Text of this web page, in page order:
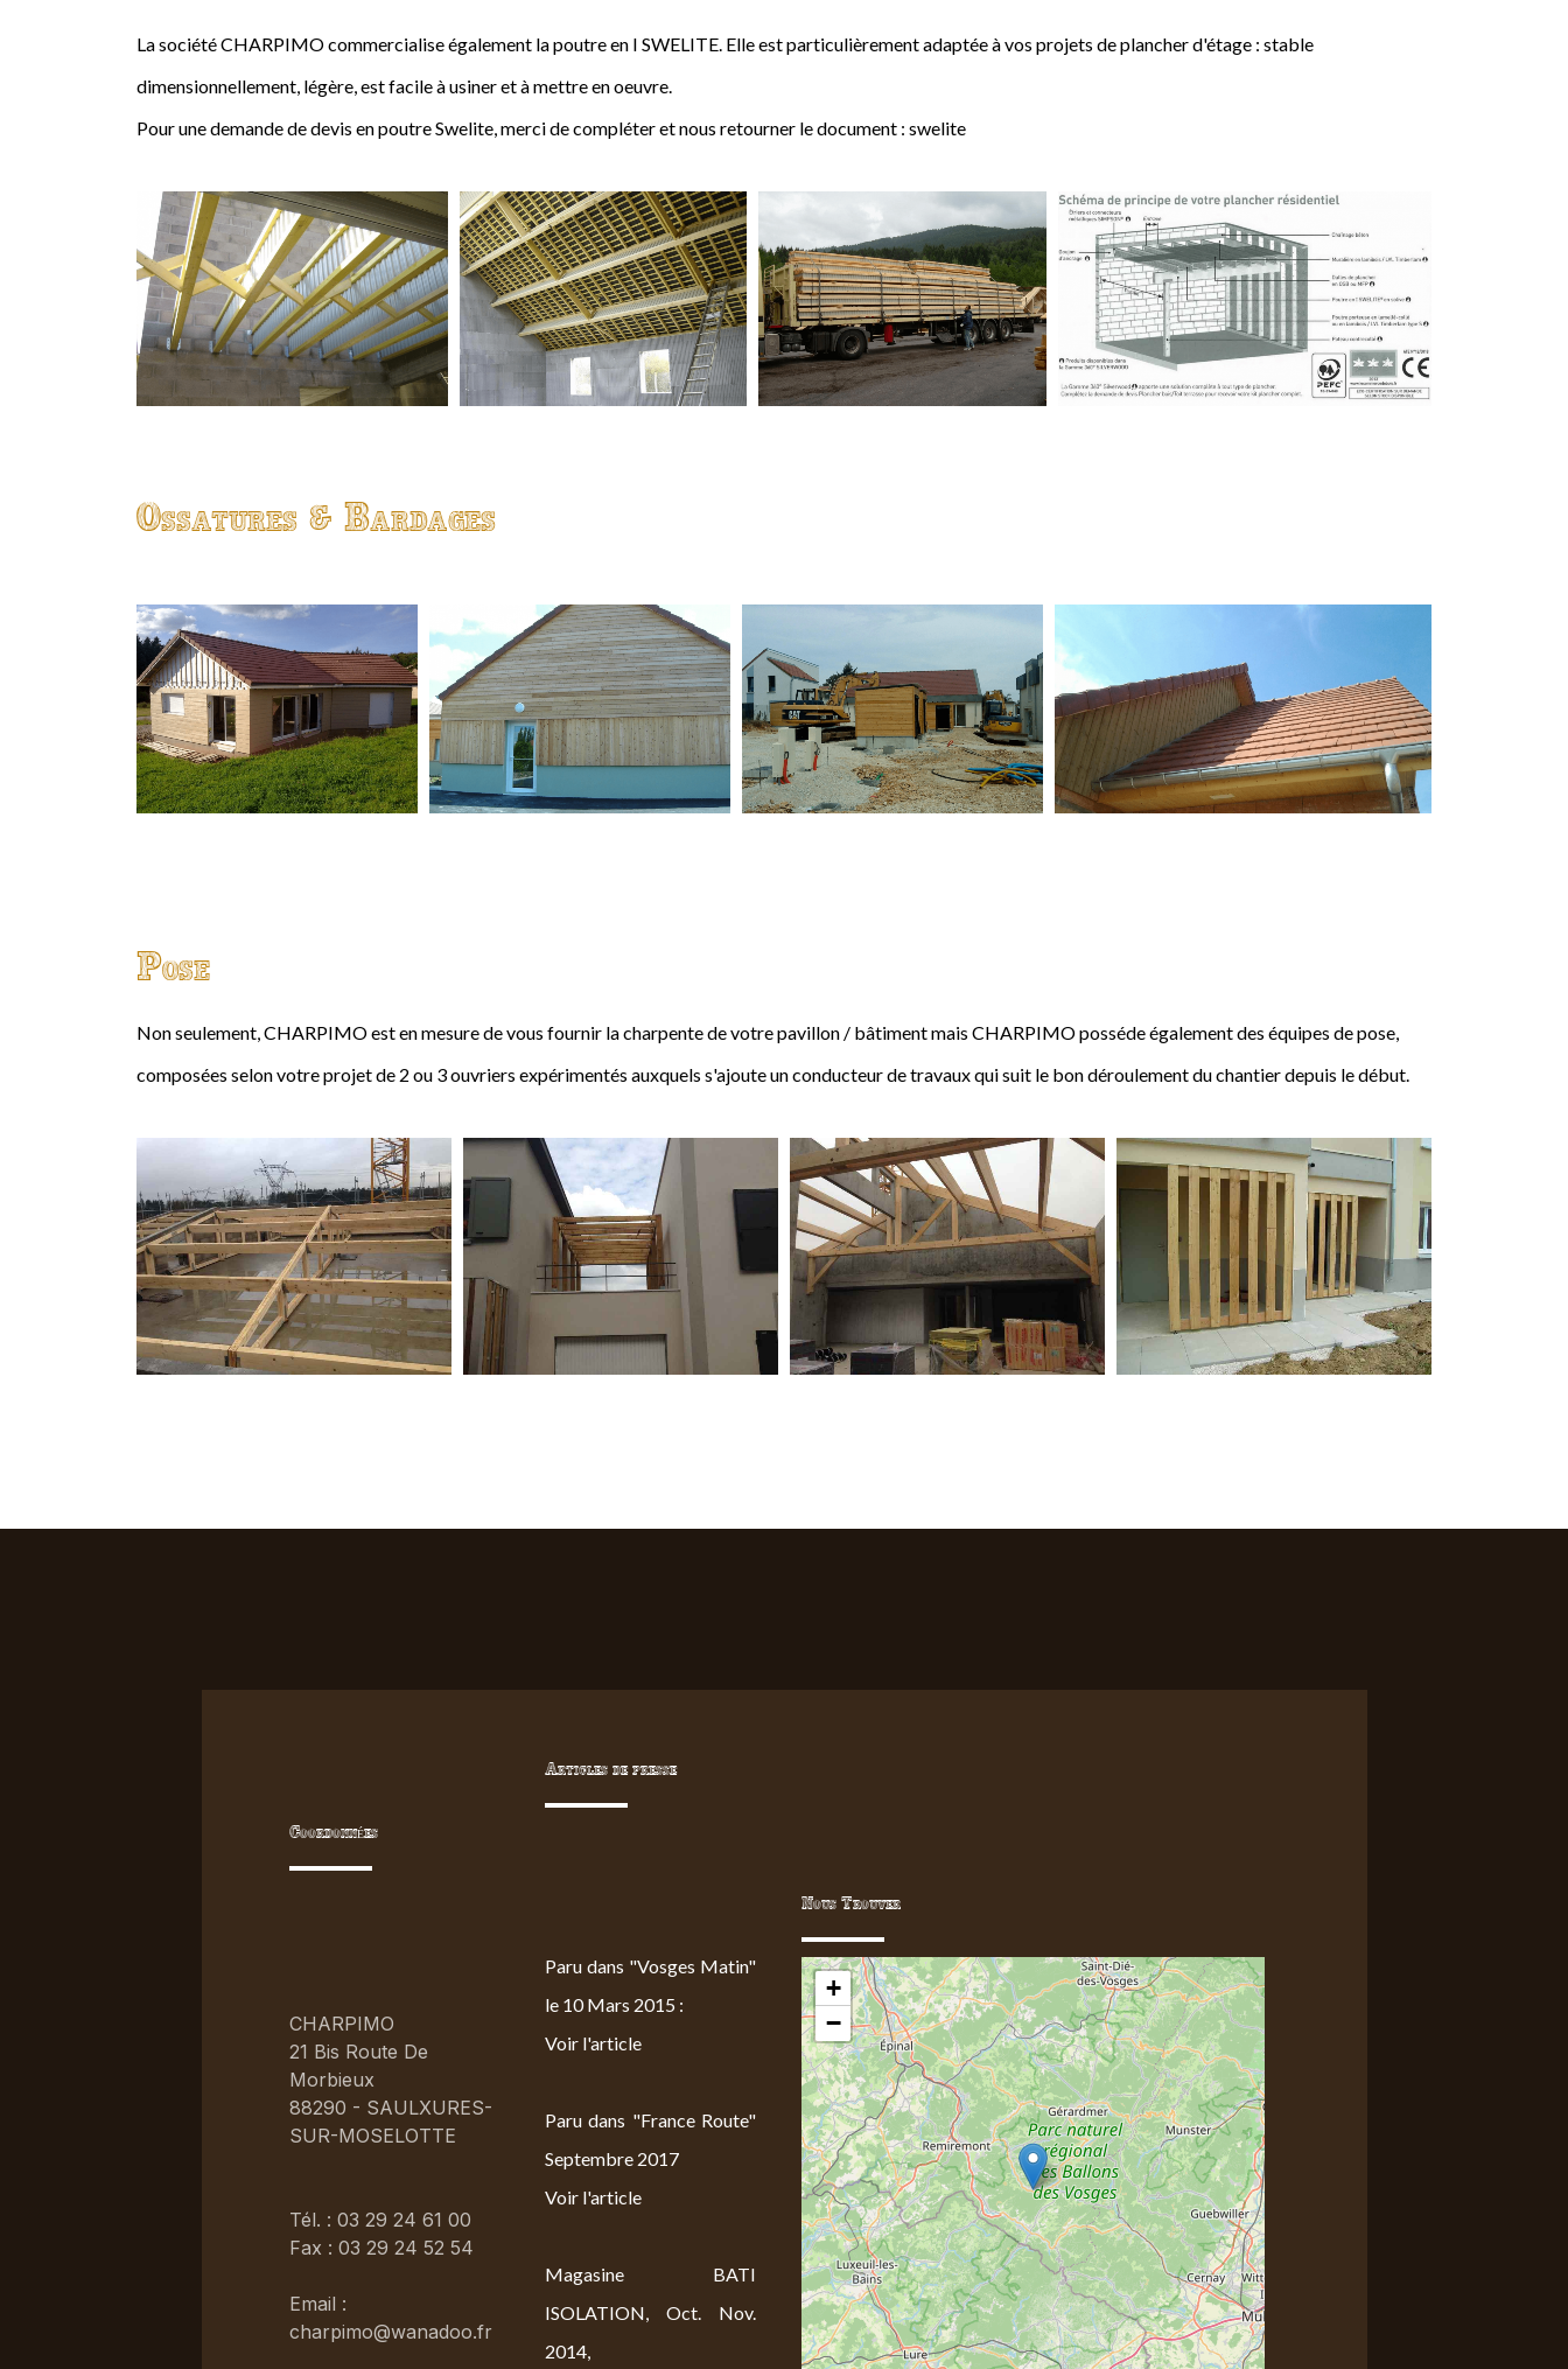
La société CHARPIMO commercialise également la poutre en I SWELITE. Elle est particulièrement adaptée à vos projets de plancher d'étage : stable
dimensionnellement, légère, est facile à usiner et à mettre en oeuvre.
Pour une demande de devis en poutre Swelite, merci de compléter et nous retourner le document : swelite
Ossatures & Bardages
Pose
Non seulement, CHARPIMO est en mesure de vous fournir la charpente de votre pavillon / bâtiment mais CHARPIMO posséde également des équipes de pose,
composées selon votre projet de 2 ou 3 ouvriers expérimentés auxquels s'ajoute un conducteur de travaux qui suit le bon déroulement du chantier depuis le début.
Coordonnées
CHARPIMO
21 Bis Route De
Morbieux
88290 - SAULXURES-
SUR-MOSELOTTE
Tél. : 03 29 24 61 00
Fax : 03 29 24 52 54
Email :
charpimo@wanadoo.fr
Articles de presse
Paru dans "Vosges Matin"
le 10 Mars 2015 :
Voir l'article
Paru dans "France Route"
Septembre 2017
Voir l'article
Magasine BATI
ISOLATION, Oct. Nov.
2014,
Nous Trouver
+
−